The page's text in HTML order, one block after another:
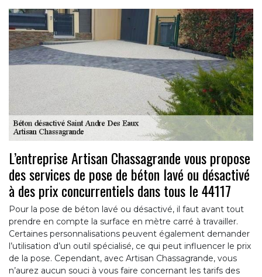
L’entreprise Artisan Chassagrande vous propose
des services de pose de béton lavé ou désactivé
à des prix concurrentiels dans tous le 44117
Pour la pose de béton lavé ou désactivé, il faut avant tout
prendre en compte la surface en mètre carré à travailler.
Certaines personnalisations peuvent également demander
l’utilisation d’un outil spécialisé, ce qui peut influencer le prix
de la pose. Cependant, avec Artisan Chassagrande, vous
n’aurez aucun souci à vous faire concernant les tarifs des